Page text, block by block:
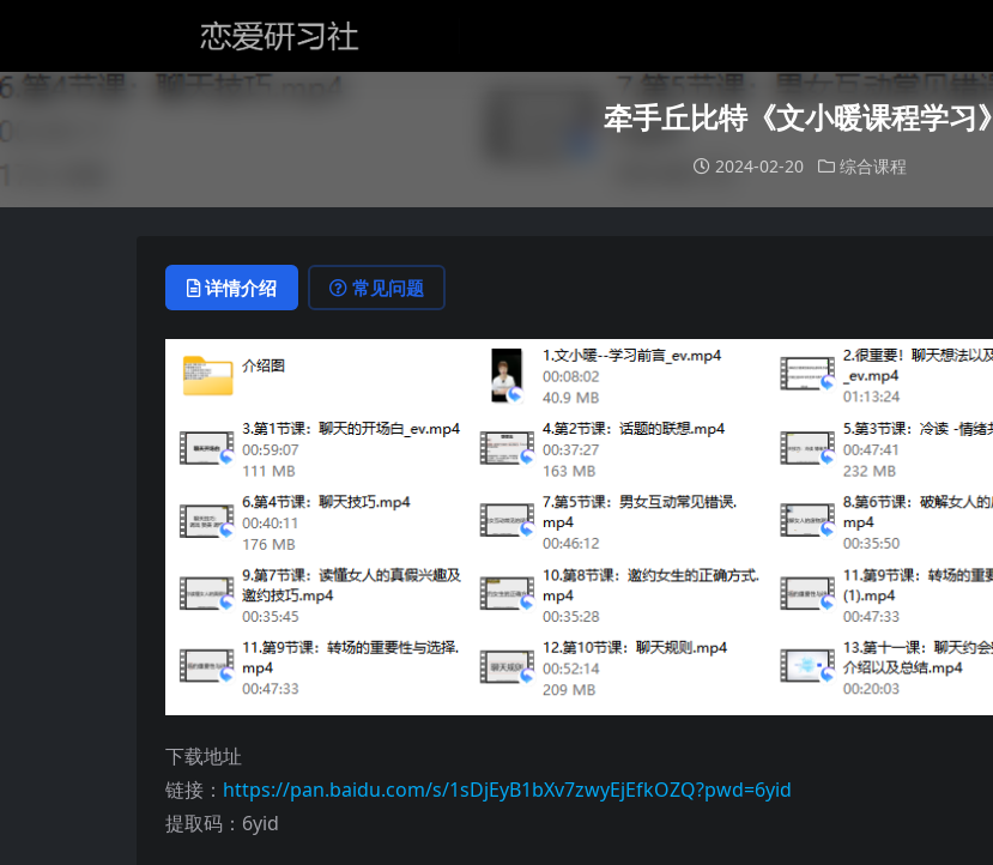
牵手丘比特《文小暖课程学习》
2024-02-20 综合课程
详情介绍 常见问题
下载地址
链接： https://pan.baidu.com/s/1sDjEyB1bXv7zwyEjEfkOZQ?pwd=6yid
提取码：6yid